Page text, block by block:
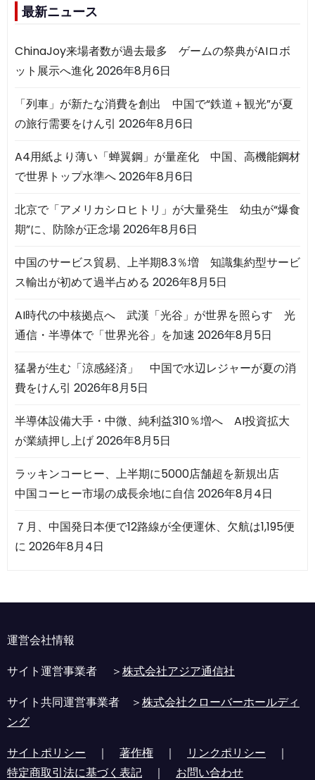
最新ニュース
ChinaJoy来場者数が過去最多 ゲームの祭典がAIロボ
ット展示へ進化2026年8月6日
「列車」が新たな消費を創出 中国で“鉄道＋観光”が夏
の旅行需要をけん引 2026年8月6日
A4用紙より薄い「蝉翼鋼」が量産化 中国、高機能鋼材
で世界トップ水準へ2026年8月6日
北京で「アメリカシロヒトリ」が大量発生 幼虫が“爆食
期”に、防除が正念場2026年8月6日
中国のサービス貿易、上半期8.3％増 知識集約型サービ
ス輸出が初めて過半占める 2026年8月5日
AI時代の中核拠点へ 武漢「光谷」が世界を照らす 光
通信・半導体で「世界光谷」を加速 2026年8月5日
猛暑が生む「涼感経済」 中国で水辺レジャーが夏の消
費をけん引 2026年8月5日
半導体設備大手・中微、純利益310％増へ AI投資拡大
が業績押し上げ2026年8月5日
ラッキンコーヒー、上半期に5000店舗超を新規出店
中国コーヒー市場の成長余地に自信2026年8月4日
７月、中国発日本便で12路線が全便運休、欠航は1,195便
に 2026年8月4日
運営会社情報
サイト運営事業者 ＞株式会社アジア通信社
サイト共同運営事業者 ＞株式会社クローバーホールディ
ング
サイトポリシー ｜ 著作権 ｜ リンクポリシー ｜
特定商取引法に基づく表記 ｜ お問い合わせ